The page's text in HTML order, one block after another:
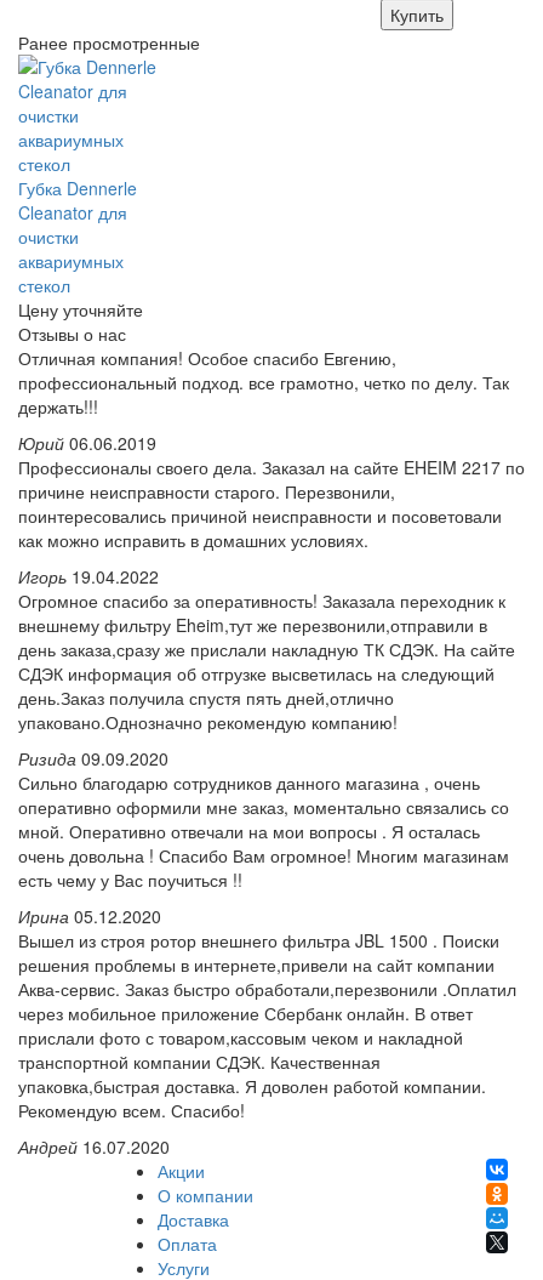
Купить
Ранее просмотренные
Губка Dennerle
Cleanator для
очистки
аквариумных
стекол
Цену уточняйте
Отзывы о нас
Отличная компания! Особое спасибо Евгению,
профессиональный подход. все грамотно, четко по делу. Так
держать!!!
Юрий 06.06.2019
Профессионалы своего дела. Заказал на сайте EHEIM 2217 по
причине неисправности старого. Перезвонили,
поинтересовались причиной неисправности и посоветовали
как можно исправить в домашних условиях.
Игорь 19.04.2022
Огромное спасибо за оперативность! Заказала переходник к
внешнему фильтру Eheim,тут же перезвонили,отправили в
день заказа,сразу же прислали накладную ТК СДЭК. На сайте
СДЭК информация об отгрузке высветилась на следующий
день.Заказ получила спустя пять дней,отлично
упаковано.Однозначно рекомендую компанию!
Ризида 09.09.2020
Сильно благодарю сотрудников данного магазина , очень
оперативно оформили мне заказ, моментально связались со
мной. Оперативно отвечали на мои вопросы . Я осталась
очень довольна ! Спасибо Вам огромное! Многим магазинам
есть чему у Вас поучиться !!
Ирина 05.12.2020
Вышел из строя ротор внешнего фильтра JBL 1500 . Поиски
решения проблемы в интернете,привели на сайт компании
Аква-сервис. Заказ быстро обработали,перезвонили .Оплатил
через мобильное приложение Сбербанк онлайн. В ответ
прислали фото с товаром,кассовым чеком и накладной
транспортной компании СДЭК. Качественная
упаковка,быстрая доставка. Я доволен работой компании.
Рекомендую всем. Спасибо!
Андрей 16.07.2020
Акции
О компании
Доставка
Оплата
Услуги